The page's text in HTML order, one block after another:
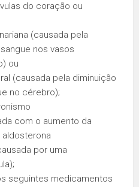
do coração ou
(causada pela
nos vasos
ou
(causada pela diminuição
no cérebro);
com o aumento da
por uma
seguintes medicamentos